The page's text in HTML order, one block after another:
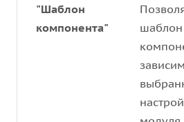
"Шаблон
компонента"
шаблон